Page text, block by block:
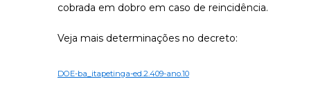
cobrada em dobro em caso de reincidência.
Veja mais determinações no decreto:
DOE-ba_itapetinga-ed.2.409-ano.10